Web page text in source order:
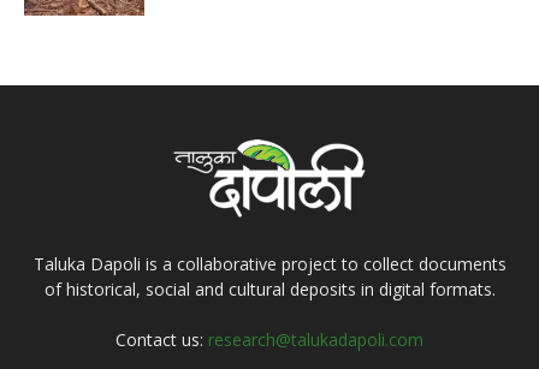
Taluka Dapoli is a collaborative project to collect documents
of historical, social and cultural deposits in digital formats.
Contact us: research@talukadapoli.com